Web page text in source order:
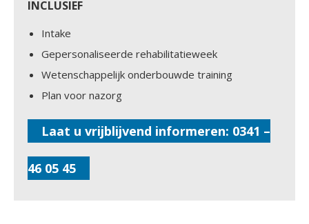
INCLUSIEF
Intake
Gepersonaliseerde rehabilitatieweek
Wetenschappelijk onderbouwde training
Plan voor nazorg
Laat u vrijblijvend informeren: 0341 –
46 05 45